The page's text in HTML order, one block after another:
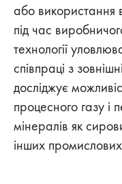
або використання
під час
технології
співпраці з
досліджує
процесного газу і
мінералів як
інших